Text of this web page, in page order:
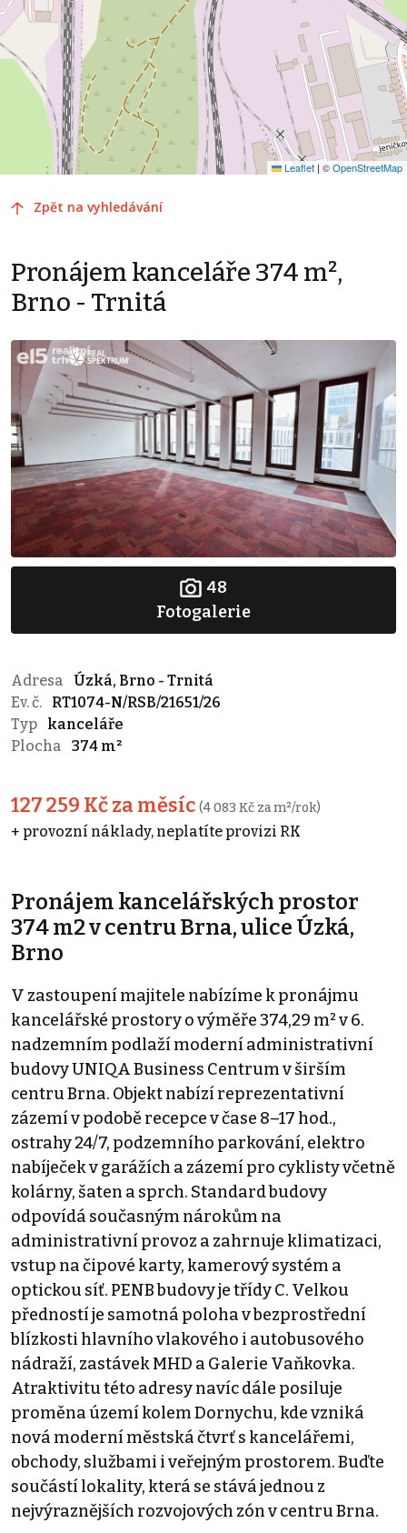
Leaflet | ©OpenStreetMap
Zpět na vyhledávání
Pronájem kanceláře 374 m²,
Brno - Trnitá
48
Fotogalerie
Adresa
Úzká, Brno - Trnitá
Ev. č.
RT1074-N/RSB/21651/26
Typ
kanceláře
Plocha
374 m²
127 259 Kč za měsíc (4 083 Kč za m²/rok)
+ provozní náklady, neplatíte provizi RK
Pronájem kancelářských prostor
374 m2 v centru Brna, ulice Úzká,
Brno
V zastoupení majitele nabízíme k pronájmu
kancelářské prostory o výměře 374,29 m² v 6.
nadzemním podlaží moderní administrativní
budovy UNIQA Business Centrum v širším
centru Brna. Objekt nabízí reprezentativní
zázemí v podobě recepce v čase 8–17 hod.,
ostrahy 24/7, podzemního parkování, elektro
nabíječek v garážích a zázemí pro cyklisty včetně
kolárny, šaten a sprch. Standard budovy
odpovídá současným nárokům na
administrativní provoz a zahrnuje klimatizaci,
vstup na čipové karty, kamerový systém a
optickou síť. PENB budovy je třídy C. Velkou
předností je samotná poloha v bezprostřední
blízkosti hlavního vlakového i autobusového
nádraží, zastávek MHD a Galerie Vaňkovka.
Atraktivitu této adresy navíc dále posiluje
proměna území kolem Dornychu, kde vzniká
nová moderní městská čtvrť s kancelářemi,
obchody, službami i veřejným prostorem. Buďte
součástí lokality, která se stává jednou z
nejvýraznějších rozvojových zón v centru Brna.